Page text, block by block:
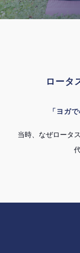
ロータ
「ヨガ
当時、なぜロータ